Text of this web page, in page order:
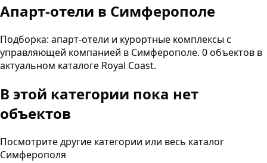
Апарт-отели в Симферополе
Подборка: апарт-отели и курортные комплексы с
управляющей компанией в Симферополе. 0объектов в
актуальном каталоге Royal Coast.
В этой категории пока нет
объектов
Посмотрите другие категории или весь каталог
Симферополя